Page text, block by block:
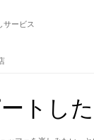
サービス
トし